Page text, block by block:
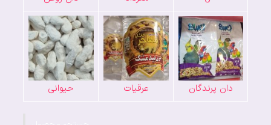
دان پرندگان عرقیات حیوانی